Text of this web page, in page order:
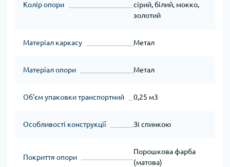
Колір опори
сірий, білий, мокко,
золотий
Матеріал каркасу Метал
Матеріал опори Метал
Об'єм упаковки транспортний 0,25 м3
Особливості конструкції Зі спинкою
Покриття опори
Порошкова фарба
(матова)